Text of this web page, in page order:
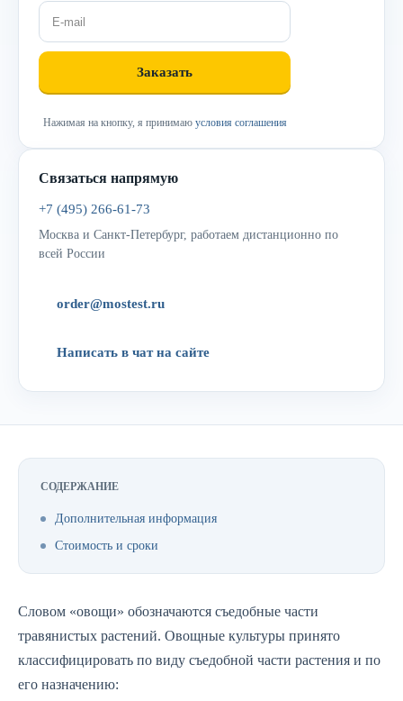
Нажимая на кнопку, я принимаю условия соглашения
Связаться напрямую
+7 (495) 266-61-73
Москва и Санкт-Петербург, работаем дистанционно по
всей России
order@mostest.ru
Написать в чат на сайте
СОДЕРЖАНИЕ
Дополнительная информация
Стоимость и сроки
Словом «овощи» обозначаются съедобные части
травянистых растений. Овощные культуры принято
классифицировать по виду съедобной части растения и по
его назначению: